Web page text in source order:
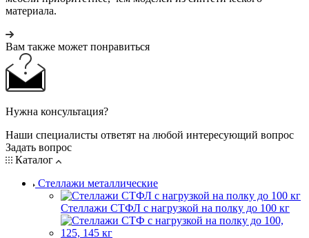
материала.
Вам также может понравиться
Нужна консультация?
Наши специалисты ответят на любой интересующий вопрос
Задать вопрос
Каталог
Стеллажи металлические
Стеллажи СТФЛ с нагрузкой на полку до 100 кг